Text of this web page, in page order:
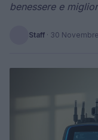
benessere e
Staff · 30